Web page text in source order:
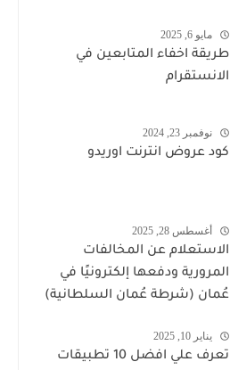
مايو 6, 2025
طريقة اخفاء المتابعين في
الانستقرام
نوفمبر 23, 2024
كود عروض انترنت اوريدو
أغسطس 28, 2025
الاستعلام عن المخالفات
المرورية ودفعها إلكترونيًا في
عُمان (شرطة عُمان السلطانية)
يناير 10, 2025
تعرف علي افضل 10 تطبيقات